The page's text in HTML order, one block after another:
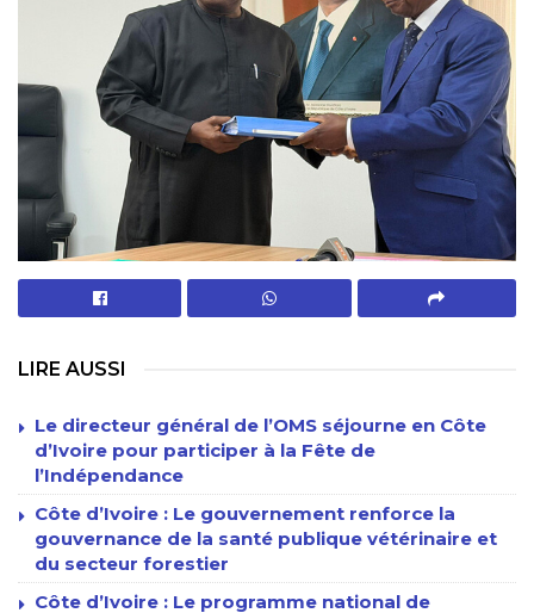
LIRE AUSSI
Le directeur général de l’OMS séjourne en Côte
d’Ivoire pour participer à la Fête de
l’Indépendance
Côte d’Ivoire : Le gouvernement renforce la
gouvernance de la santé publique vétérinaire et
du secteur forestier
Côte d’Ivoire : Le programme national de